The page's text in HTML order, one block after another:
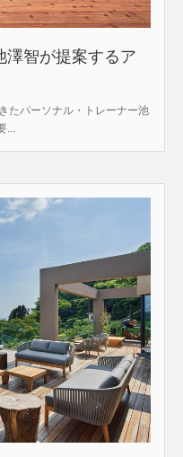
澤智が提案するア
たパーソナル・トレーナー池
...